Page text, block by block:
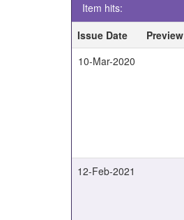
Item hits:
Issue Date
Preview
10-Mar-2020
12-Feb-2021